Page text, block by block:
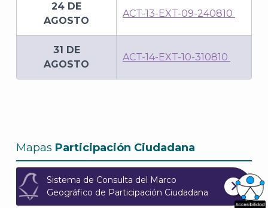
24 DE
AGOSTO
ACT-13-EXT-09-240810
31 DE
AGOSTO
ACT-14-EXT-10-310810
Mapas Participación Ciudadana
Sistema de Consulta del Marco
Geográfico de Participación Ciudadana